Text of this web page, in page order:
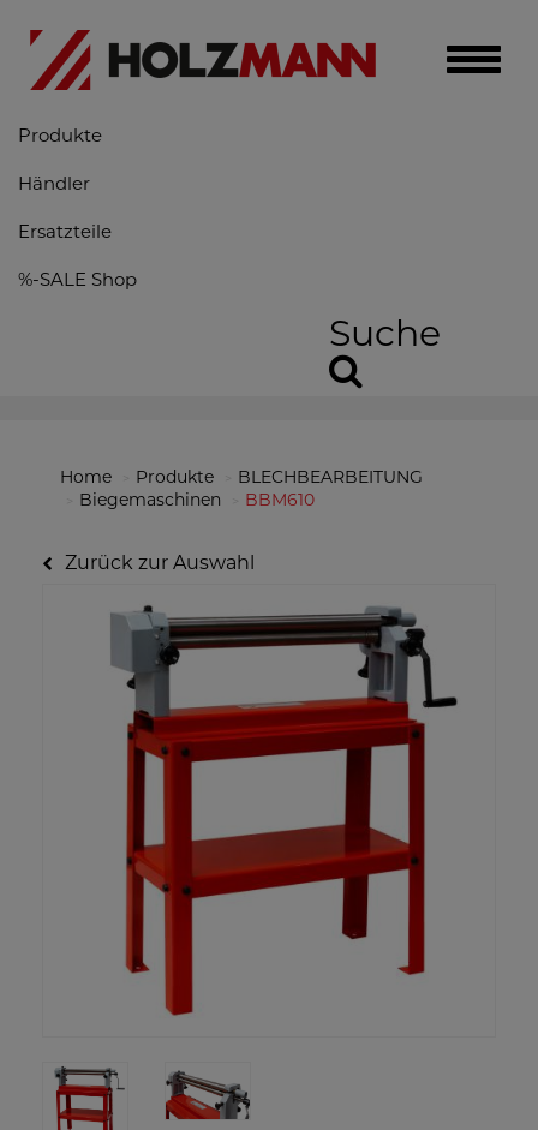
Toggle
Produkte
Händler
Ersatzteile
%-SALE Shop
Suche
Home Produkte
BLECHBEARBEITUNG
Biegemaschinen
BBM610
Zurück zur Auswahl